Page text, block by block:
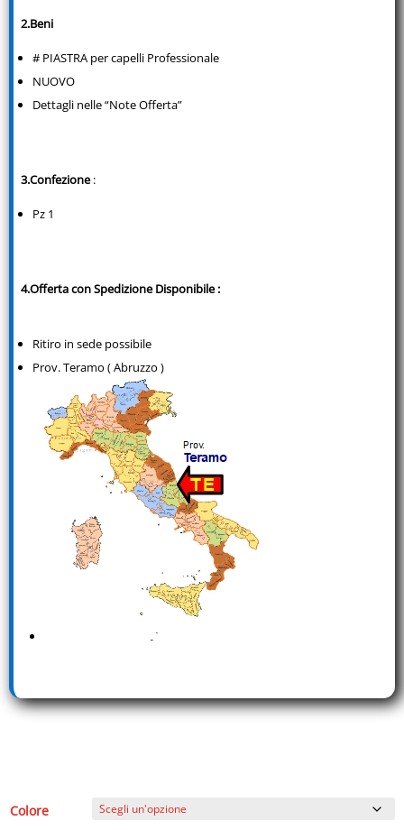
2.Beni
# PIASTRA per capelli Professionale
NUOVO
Dettagli nelle “Note Offerta”
3.Confezione:
Pz 1
4.Offerta con Spedizione Disponibile :
Ritiro in sede possibile
Prov. Teramo ( Abruzzo )
Colore